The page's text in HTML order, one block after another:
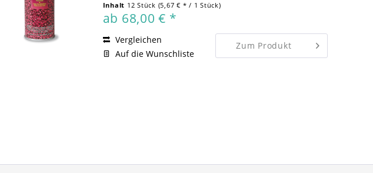
Inhalt 12 Stück (5,67 € * / 1 Stück)
ab 68,00 € *
Zum Produkt
Vergleichen
Auf die Wunschliste